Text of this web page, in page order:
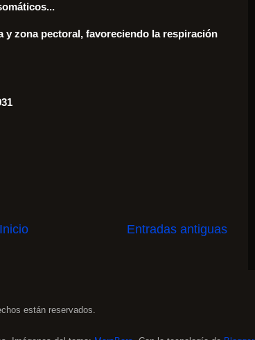
y zona pectoral, favoreciendo la respiración
Entradas antiguas
Inicio
están reservados.